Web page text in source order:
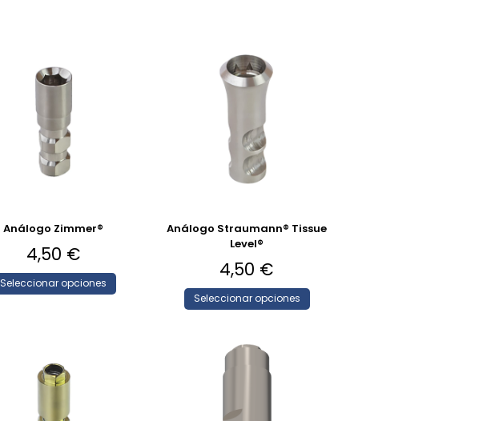
Análogo Zimmer®
4,50 €
Seleccionar opciones
Análogo Straumann® Tissue
Level®
4,50 €
Seleccionar opciones